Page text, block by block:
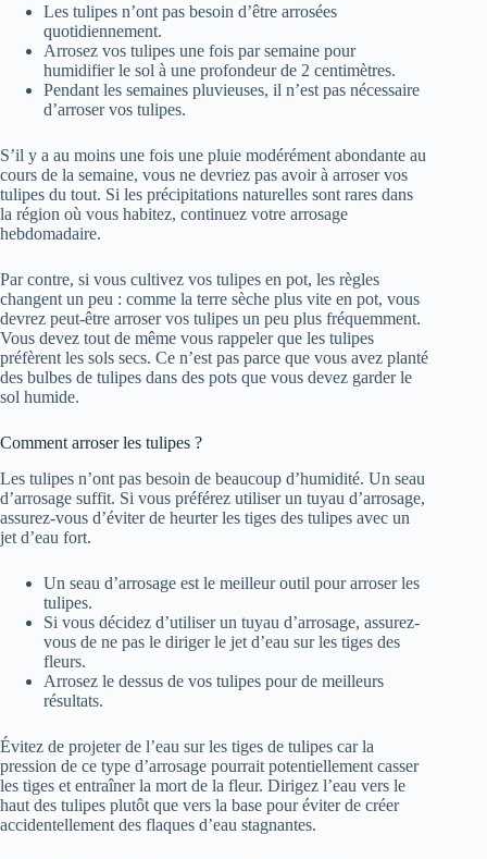
Les tulipes n’ont pas besoin d’être arrosées
quotidiennement.
Arrosez vos tulipes une fois par semaine pour
humidifier le sol à une profondeur de 2 centimètres.
Pendant les semaines pluvieuses, il n’est pas nécessaire
d’arroser vos tulipes.
S’il y a au moins une fois une pluie modérément abondante au
cours de la semaine, vous ne devriez pas avoir à arroser vos
tulipes du tout. Si les précipitations naturelles sont rares dans
la région où vous habitez, continuez votre arrosage
hebdomadaire.
Par contre, si vous cultivez vos tulipes en pot, les règles
changent un peu : comme la terre sèche plus vite en pot, vous
devrez peut-être arroser vos tulipes un peu plus fréquemment.
Vous devez tout de même vous rappeler que les tulipes
préfèrent les sols secs. Ce n’est pas parce que vous avez planté
des bulbes de tulipes dans des pots que vous devez garder le
sol humide.
Comment arroser les tulipes ?
Les tulipes n’ont pas besoin de beaucoup d’humidité. Un seau
d’arrosage suffit. Si vous préférez utiliser un tuyau d’arrosage,
assurez-vous d’éviter de heurter les tiges des tulipes avec un
jet d’eau fort.
Un seau d’arrosage est le meilleur outil pour arroser les
tulipes.
Si vous décidez d’utiliser un tuyau d’arrosage, assurez-
vous de ne pas le diriger le jet d’eau sur les tiges des
fleurs.
Arrosez le dessus de vos tulipes pour de meilleurs
résultats.
Évitez de projeter de l’eau sur les tiges de tulipes car la
pression de ce type d’arrosage pourrait potentiellement casser
les tiges et entraîner la mort de la fleur. Dirigez l’eau vers le
haut des tulipes plutôt que vers la base pour éviter de créer
accidentellement des flaques d’eau stagnantes.